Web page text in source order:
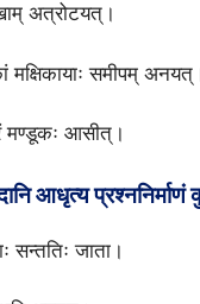
अत्रोटयत्।
समीपम्
मण्डूकः आसीत्।
आधृत्य
जाता।